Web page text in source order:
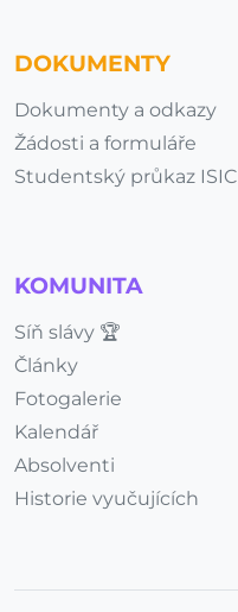
DOKUMENTY
Dokumenty a odkazy
Žádosti a formuláře
Studentský průkaz ISIC
KOMUNITA
Síň slávy 🏆
Články
Fotogalerie
Kalendář
Absolventi
Historie vyučujících